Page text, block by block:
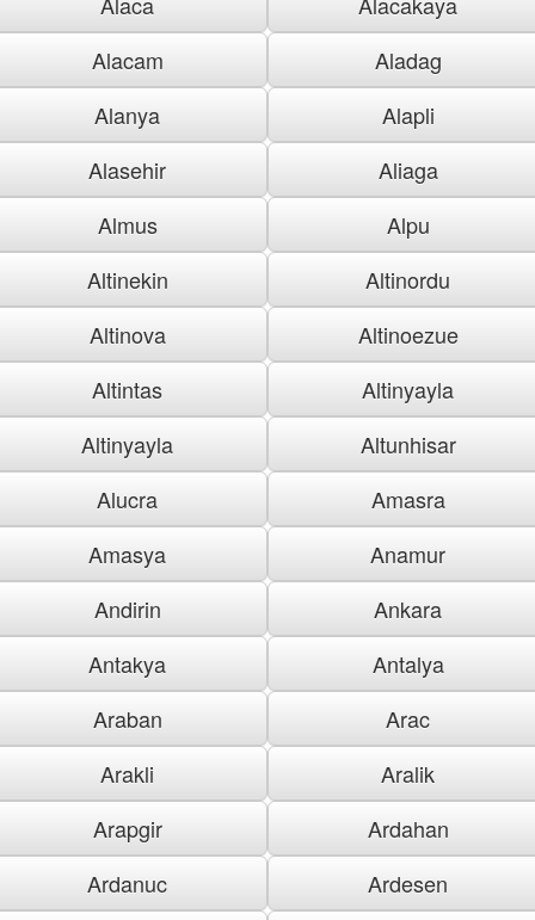
Alacam
Aladag
Alanya
Alapli
Alasehir
Aliaga
Almus
Alpu
Altinekin
Altinordu
Altinova
Altinoezue
Altintas
Altinyayla
Altinyayla
Altunhisar
Alucra
Amasra
Amasya
Anamur
Andirin
Ankara
Antakya
Antalya
Araban
Arac
Arakli
Aralik
Arapgir
Ardahan
Ardanuc
Ardesen